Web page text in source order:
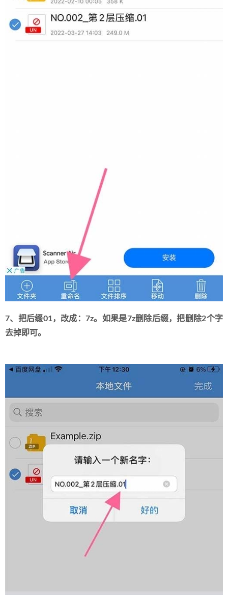
7、把后缀01，改成：7z。如果是7z删除后缀，把删除2个字
去掉即可。